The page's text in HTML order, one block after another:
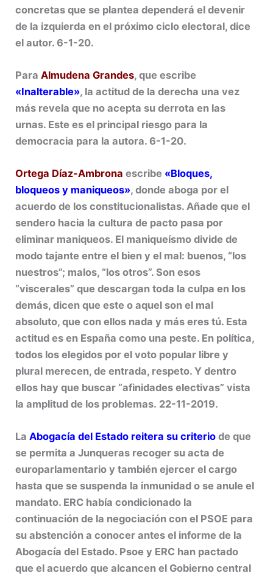
concretas que se plantea dependerá el devenir
de la izquierda en el próximo ciclo electoral, dice
el autor. 6-1-20.
ParaAlmudena Grandes, que escribe
«Inalterable», la actitud de la derecha una vez
más revela que no acepta su derrota en las
urnas. Este es el principal riesgo para la
democracia para la autora. 6-1-20.
Ortega Díaz-Ambrona escribe «Bloques,
bloqueos y maniqueos», donde aboga por el
acuerdo de los constitucionalistas. Añade que el
sendero hacia la cultura de pacto pasa por
eliminar maniqueos. El maniqueísmo divide de
modo tajante entre el bien y el mal: buenos, “los
nuestros”; malos, “los otros”. Son esos
“viscerales” que descargan toda la culpa en los
demás, dicen que este o aquel son el mal
absoluto, que con ellos nada y más eres tú. Esta
actitud es en España como una peste. En política,
todos los elegidos por el voto popular libre y
plural merecen, de entrada, respeto. Y dentro
ellos hay que buscar “afinidades electivas” vista
la amplitud de los problemas. 22-11-2019.
LaAbogacía del Estado reitera su criteriode que
se permita a Junqueras recoger su acta de
europarlamentario y también ejercer el cargo
hasta que se suspenda la inmunidad o se anule el
mandato. ERC había condicionado la
continuación de la negociación con el PSOE para
su abstención a conocer antes el informe de la
Abogacía del Estado. Psoe y ERC han pactado
que el acuerdo que alcancen el Gobierno central